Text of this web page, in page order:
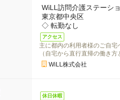
WiLL訪問介護ステーシ
東京都中央区
◇ 転勤なし
アクセス
主に都内の利用者様のご自宅
（自宅から直行直帰の働き方
WiLL株式会社
休日休暇